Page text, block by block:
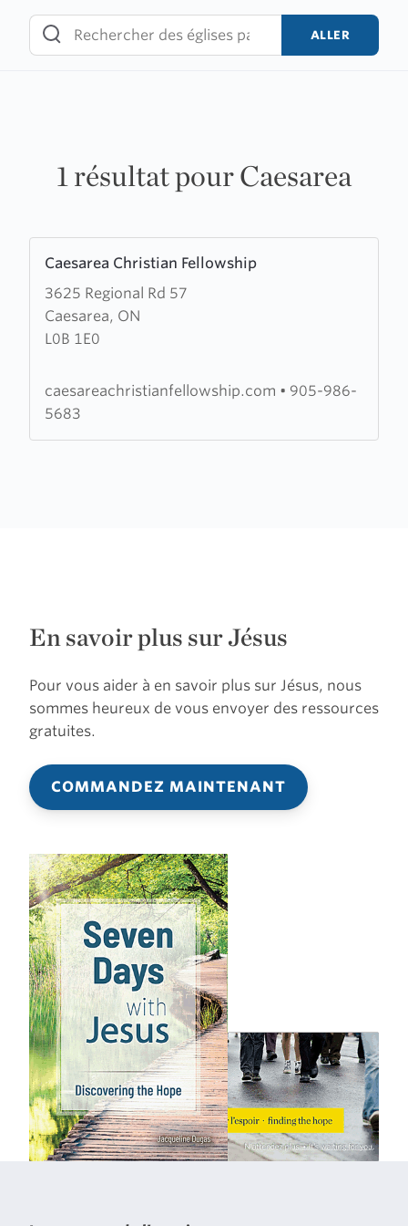
content
ALLER
1 résultat pour Caesarea
Caesarea Christian Fellowship
3625 Regional Rd 57
Caesarea, ON
L0B 1E0
more
about
Caesarea
Christian
caesareachristianfellowship.com • 905-986-
5683
En savoir plus sur Jésus
Pour vous aider à en savoir plus sur Jésus, nous
sommes heureux de vous envoyer des ressources
gratuites.
COMMANDEZ MAINTENANT